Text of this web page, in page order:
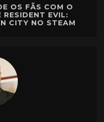
OS FÃS COM O
RESIDENT EVIL:
CITY NO STEAM